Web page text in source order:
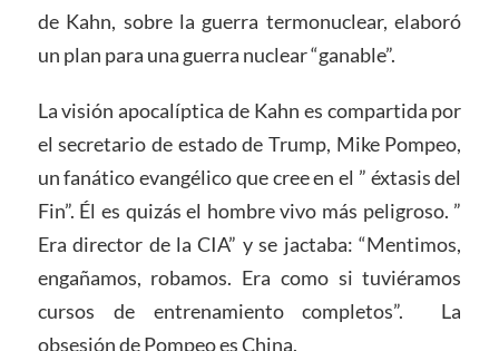
de Kahn, sobre la guerra termonuclear, elaboró
un plan para una guerra nuclear “ganable”.
La visión apocalíptica de Kahn es compartida por
el secretario de estado de Trump, Mike Pompeo,
un fanático evangélico que cree en el ” éxtasis del
Fin”. Él es quizás el hombre vivo más peligroso. ”
Era director de la CIA” y se jactaba: “Mentimos,
engañamos, robamos. Era como si tuviéramos
cursos de entrenamiento completos”. La
obsesión de Pompeo es China.